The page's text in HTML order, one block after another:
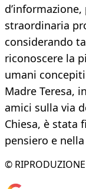
straordinaria
considerando
riconoscere la
umani
Madre Teresa,
amici sulla via
Chiesa, è stata
pensiero e
© RIPRODUZIONE